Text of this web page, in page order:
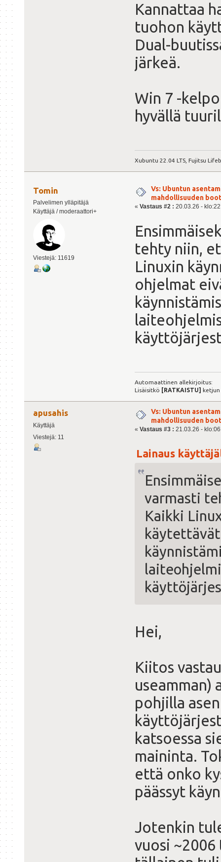
Kannattaa
tuohon
Dual-
järkeä.
Win 7 -
hyvällä
Xubuntu 22.04 LTS, Fujitsu
Tomin
Palvelimen ylläpitäjä
Käyttäjä / moderaattori+
Viestejä: 11619
Vs: Ubuntun
mahdollisuuden
« Vastaus #2 : 20.03.26 -
tehty niin,
Linuxin
ohjelmat
Automaattinen allekirjoitus:
Lisäisitkö [RATKAISTU] ketjun
apusahis
Käyttäjä
Viestejä: 11
Vs: Ubuntun
mahdollisuuden
« Vastaus #3 : 21.03.26 -
Lainaus
varmasti
Kaikki
Hei,
Kiitos
useamman)
pohjilla
katsoessa
maininta.
että onko
päässyt
Jotenkin
vuosi